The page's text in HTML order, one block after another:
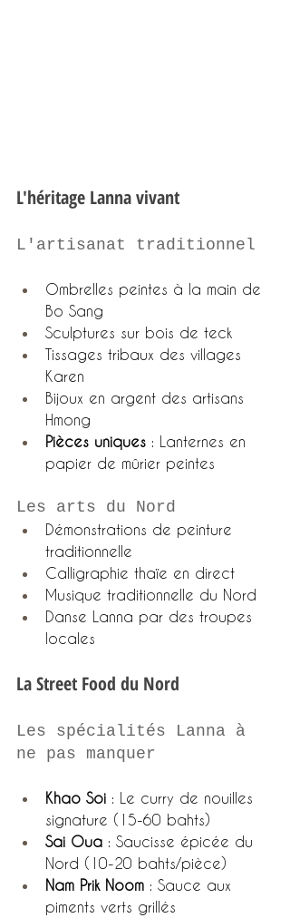
L'héritage Lanna vivant
L'artisanat traditionnel
Ombrelles peintes à la main de
Bo Sang
Sculptures sur bois de teck
Tissages tribaux des villages
Karen
Bijoux en argent des artisans
Hmong
Pièces uniques : Lanternes en
papier de mûrier peintes
Les arts du Nord
Démonstrations de peinture
traditionnelle
Calligraphie thaïe en direct
Musique traditionnelle du Nord
Danse Lanna par des troupes
locales
La Street Food du Nord
Les spécialités Lanna à
ne pas manquer
Khao Soi : Le curry de nouilles
signature (15-60 bahts)
Sai Oua : Saucisse épicée du
Nord (10-20 bahts/pièce)
Nam Prik Noom : Sauce aux
piments verts grillés